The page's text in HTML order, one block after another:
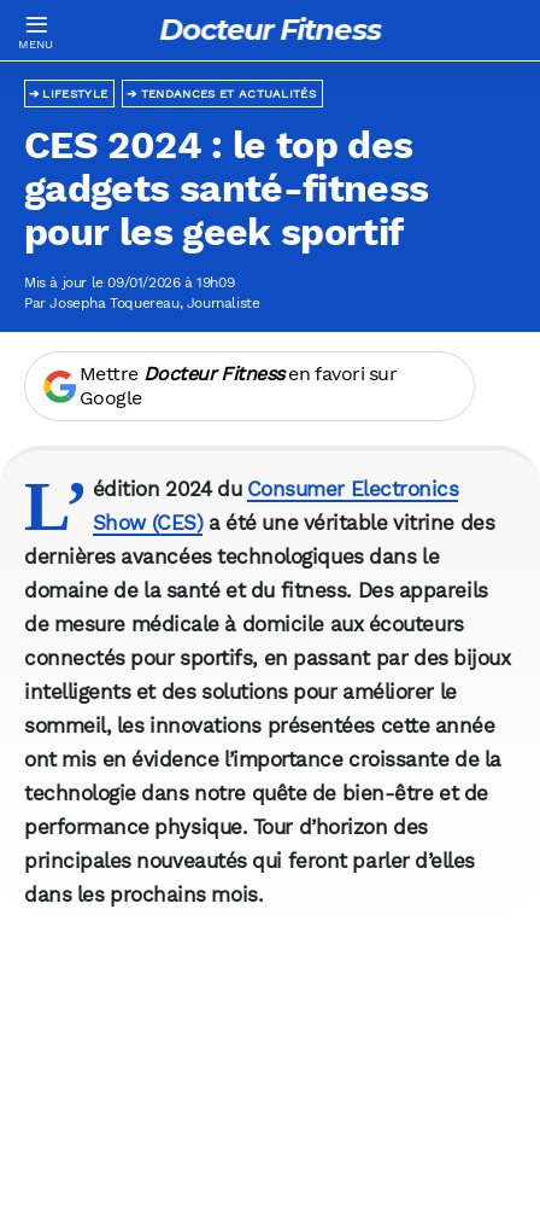
Docteur Fitness
TENDANCES ET ACTUALITÉS
LIFESTYLE
CES 2024 : le top des
gadgets santé-fitness
pour les geek sportif
Mis à jour le 09/01/2026 à 19h09
ParJosepha Toquereau, Journaliste
Mettre Docteur Fitnessen favori sur
Google
L’ édition 2024 du Consumer Electronics
Show (CES)a été une véritable vitrine des
dernières avancées technologiques dans le
domaine de la santé et du fitness. Des appareils
de mesure médicale à domicile aux écouteurs
connectés pour sportifs, en passant par des bijoux
intelligents et des solutions pour améliorer le
sommeil, les innovations présentées cette année
ont mis en évidence l’importance croissante de la
technologie dans notre quête de bien-être et de
performance physique. Tour d’horizon des
principales nouveautés qui feront parler d’elles
dans les prochains mois.